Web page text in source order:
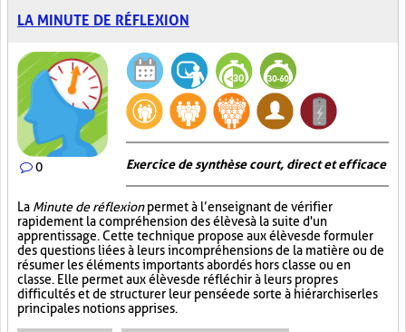
LA MINUTE DE RÉFLEXION
0 Exercice de synthèse court, direct et efficace
La Minute de réflexionpermet à l’enseignant de vérifier
rapidement la compréhension des élèves à la suite d'un
apprentissage. Cette technique propose aux élèves de formuler
des questions liées à leurs incompréhensions de la matière ou de
résumer les éléments importants abordés hors classe ou en
classe. Elle permet aux élèves de réfléchir à leurs propres
difficultés et de structurer leur pensée de sorte à hiérarchiser les
principales notions apprises.